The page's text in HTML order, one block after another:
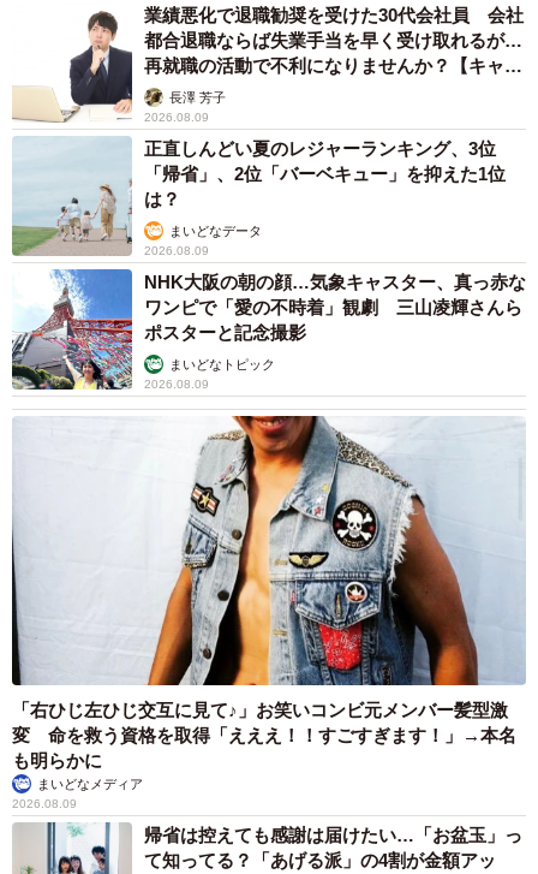
美ニャンへと成長したるるさん（画像提供：あるくきくらげさん）
るるさんは、現在3歳を迎えました。“ツンデレ”なところが
魅力といわれる猫らしく、性格は超クール。その気ままさ
が、飼い主さんをメロメロにしているようです。
「触れようとすると、スッと避けるのですが、尻尾だけは
パタパタと体に当てて来ることも（笑）。それがかわいら
しいんですよね」
さらに、るるさんはユニークな仕草から、家族の間で特別
なニックネームで呼ばれることもあるそうでーー
「トイレをするときの姿はクセ強め。終えると、“トイレハ
イ”になって、高速で駆け回ります。また、虫を見つけると
変な動きをするなどーーちょっぴり抜けてるところがある
んです。そんなるるさんのことを我が家では『スットコド
ッコイ猫』と呼んでいます（笑）」
業績悪化で退職勧奨を受けた30代会社員 会社
都合退職ならば失業手当を早く受け取れるが…
再就職の活動で不利になりませんか？【キャリ
アカウンセラーが解説】
長澤 芳子
2026.08.09
正直しんどい夏のレジャーランキング、3位
「帰省」、2位「バーベキュー」を抑えた1位
は？
まいどなデータ
2026.08.09
NHK大阪の朝の顔…気象キャスター、真っ赤な
ワンピで「愛の不時着」観劇 三山凌輝さんら
ポスターと記念撮影
まいどなトピック
2026.08.09
「右ひじ左ひじ交互に見て♪」お笑いコンビ元メンバー髪型激
変 命を救う資格を取得「えええ！！すごすぎます！」→本名
も明らかに
まいどなメディア
2026.08.09
帰省は控えても感謝は届けたい…「お盆玉」っ
て知ってる？「あげる派」の4割が金額アッ